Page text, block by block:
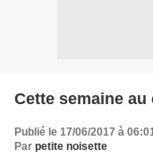
Cette semaine au
Publié le 17/06/2017 à
Par petite noisette